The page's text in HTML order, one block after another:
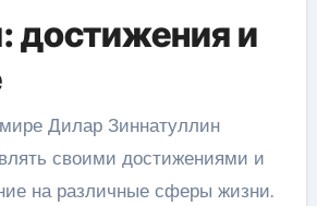
достижения и
Дилар Зиннатуллин
своими достижениями и
на различные сферы жизни.